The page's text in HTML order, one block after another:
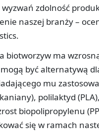
zdolność
naszej branży –
biotworzyw ma
być alternatywą
mu
polilaktyd
biopolipropylenu
się w ramach